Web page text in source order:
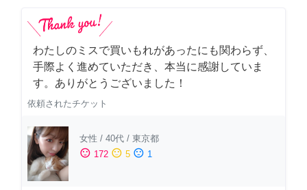
わたしのミスで買いもれがあったにも関わらず、
手際よく進めていただき、本当に感謝していま
す。ありがとうございました！
依頼されたチケット
女性 / 40代 / 東京都
sentiment_satisfied 172 sentiment_neutral 5 sentiment_dissatisfied 1